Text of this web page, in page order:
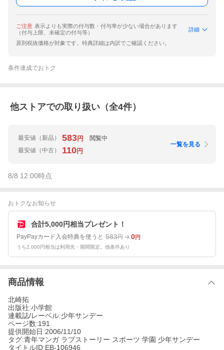
ご注意 表示よりも実際の付与数・付与率が少ない場合があります
（付与上限、未確定の付与等）
詳細
原則税抜価格が対象です。特典詳細は内訳でご確認ください。
条件達成でおトク
他ストアでの取り扱い（全4件）
最安値 （新品） 583円
閲覧中
最安値 （中古） 110円
一覧を見る
8/8 12:00時点
おトクなお知らせ
合計5,000円相当プレゼント！
PayPayカード入会特典を使うと 583円 0円
うち2,000円相当は利用先・期間限定。他条件あり
商品情報
北崎拓
出版社:小学館
連載誌/レーベル:少年サンデー
ページ数:191
提供開始日:2006/11/10
タグ:青年マンガ ラブストーリー スポーツ 学園 少年サンデー
タイトルID:EB-106946